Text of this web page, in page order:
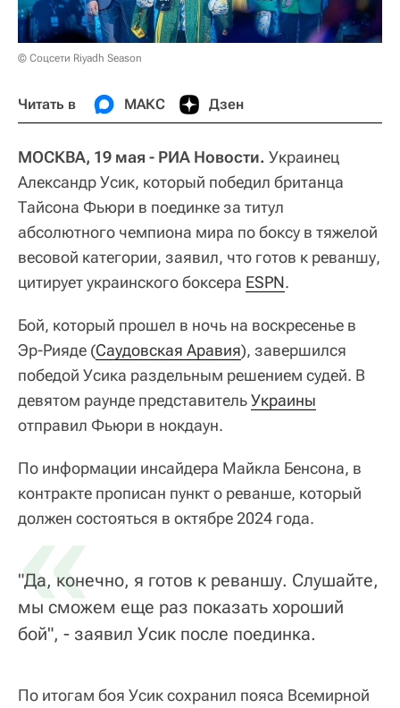
© Соцсети Riyadh Season
Читать в МАКС Дзен
МОСКВА, 19 мая - РИА Новости. Украинец
Александр Усик, который победил британца
Тайсона Фьюри в поединке за титул
абсолютного чемпиона мира по боксу в тяжелой
весовой категории, заявил, что готов к реваншу,
цитирует украинского боксера ESPN.
Бой, который прошел в ночь на воскресенье в
Эр-Рияде (Саудовская Аравия), завершился
победой Усика раздельным решением судей. В
девятом раунде представительУкраины
отправил Фьюри в нокдаун.
По информации инсайдера Майкла Бенсона, в
контракте прописан пункт о реванше, который
должен состояться в октябре 2024 года.
«
"Да, конечно, я готов к реваншу. Слушайте,
мы сможем еще раз показать хороший
бой", - заявил Усик после поединка.
По итогам боя Усик сохранил пояса Всемирной